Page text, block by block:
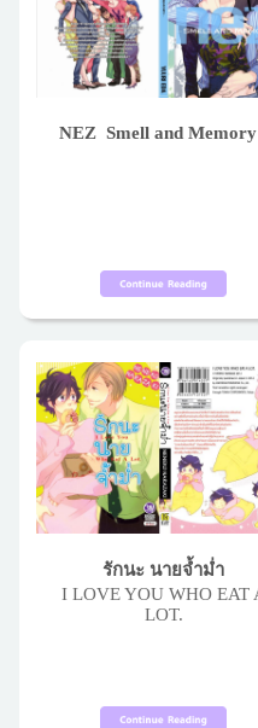
NEZ  Smell and
รักนะ นายจ้ำม่ำ
I LOVE YOU WHO EAT
LOT.